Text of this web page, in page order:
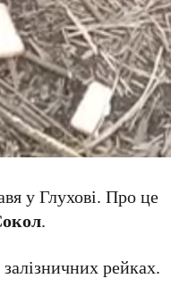
у Глухові. Про це
.
рейках.